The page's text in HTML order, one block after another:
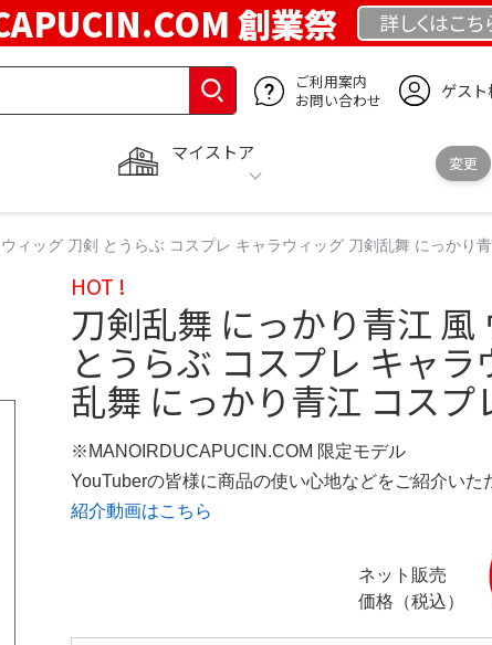
創業祭 詳しくはこち
ご利用案内
お問い合わせ
ゲスト
マイストア
変更
ィッグ 刀剣 とうらぶ コスプレ キャラウィッグ 刀剣乱舞 にっかり
HOT !
刀剣乱舞 にっかり青江 風
とうらぶ コスプレ キャラ
乱舞 にっかり青江 コスプ
※MANOIRDUCAPUCIN.COM 限定モデル
YouTuberの皆様に商品の使い心地などをご紹介いた
紹介動画はこちら
ネット販売
価格（税込）